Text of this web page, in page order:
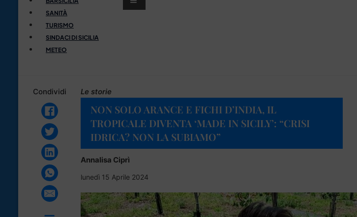
SANITÀ
TURISMO
SINDACI DI SICILIA
METEO
Condividi Le storie
NON SOLO ARANCE E FICHI D’INDIA, IL
TROPICALE DIVENTA ‘MADE IN SICILY’: “CRISI
IDRICA? NON LA SUBIAMO”
Annalisa Ciprì
lunedì 15 Aprile 2024